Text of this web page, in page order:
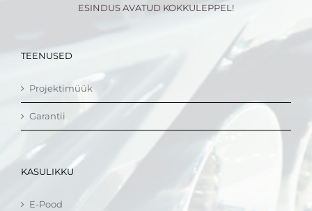
ESINDUS AVATUD KOKKULEPPEL!
TEENUSED
Projektimüük
Garantii
KASULIKKU
E-Pood